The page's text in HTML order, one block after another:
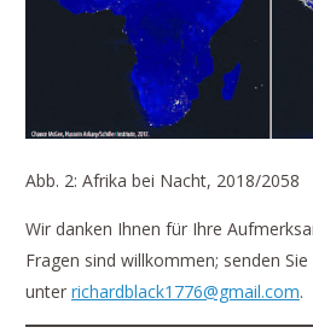
Abb. 2: Afrika bei Nacht, 2018/2058
Wir danken Ihnen für Ihre
Fragen sind willkommen; senden
unter richardblack1776@gmail.com.